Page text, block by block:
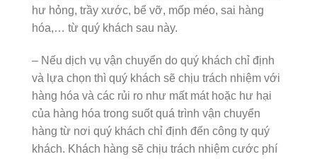
hư hỏng, trầy xước, bể vỡ, mốp méo, sai hàng
hóa,… từ quý khách sau này.
– Nếu dịch vụ vận chuyển do quý khách chỉ định
và lựa chọn thì quý khách sẽ chịu trách nhiệm với
hàng hóa và các rủi ro như mất mát hoặc hư hại
của hàng hóa trong suốt quá trình vận chuyển
hàng từ nơi quý khách chỉ định đến công ty quý
khách. Khách hàng sẽ chịu trách nhiệm cước phí